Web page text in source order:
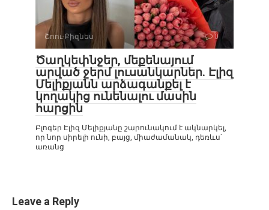
Շոու-Բիզնես 0
Ծաղկեփնջեր, մեքենայում
արված ջերմ լուսանկարներ. Էլիզ
Մելիքյանն արձագանքել է
կողակից ունենալու մասին
հարցին
Բլոգեր Էլիզ Մելիքյանը շարունակում է ակնարկել,
որ նոր սիրելի ունի, բայց, միաժամանակ, դեռևս՝
առանց
Leave a Reply